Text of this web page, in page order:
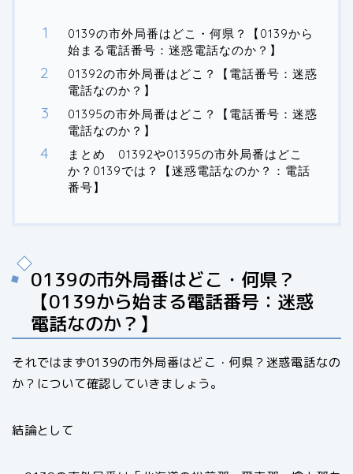
0139の市外局番はどこ・何県？【0139から
始まる電話番号：迷惑電話なのか？】
01392の市外局番はどこ？【電話番号：迷惑
電話なのか？】
01395の市外局番はどこ？【電話番号：迷惑
電話なのか？】
まとめ 01392や01395の市外局番はどこ
か？0139では？【迷惑電話なのか？：電話
番号】
0139の市外局番はどこ・何県？
【0139から始まる電話番号：迷惑
電話なのか？】
それではまず0139の市外局番はどこ・何県？迷惑電話なの
か？について確認していきましょう。
結論として